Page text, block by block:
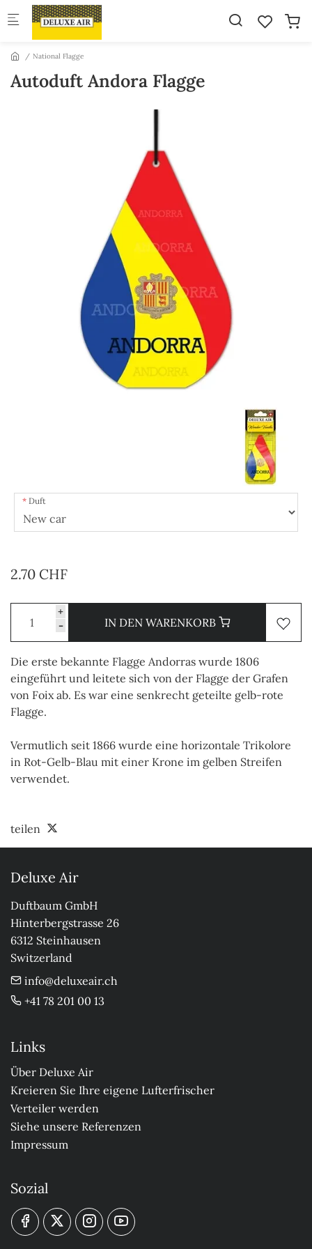
Skip to main content
National Flagge
Autoduft Andora Flagge
Duft
2.70 CHF
+
-
IN DEN WARENKORB
Die erste bekannte Flagge Andorras wurde 1806
eingeführt und leitete sich von der Flagge der Grafen
von Foix ab. Es war eine senkrecht geteilte gelb-rote
Flagge.
Vermutlich seit 1866 wurde eine horizontale Trikolore
in Rot-Gelb-Blau mit einer Krone im gelben Streifen
verwendet.
teilen
Deluxe Air
Duftbaum GmbH
Hinterbergstrasse 26
6312 Steinhausen
Switzerland
info@deluxeair.ch
+41 78 201 00 13
Links
Über Deluxe Air
Kreieren Sie Ihre eigene Lufterfrischer
Verteiler werden
Siehe unsere Referenzen
Impressum
Sozial